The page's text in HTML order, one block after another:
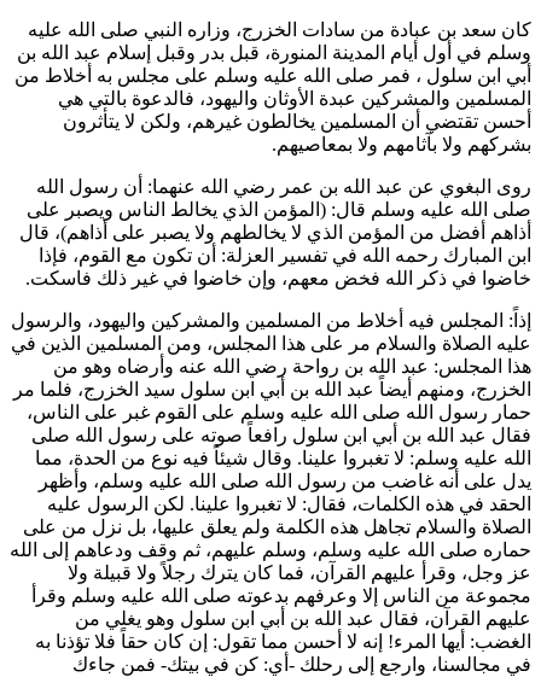
كان سعد بن عبادة من سادات الخزرج، وزاره النبي صلى الله عليه
وسلم في أول أيام المدينة المنورة، قبل بدر وقبل إسلام عبد الله بن
أبي ابن سلول ، فمر صلى الله عليه وسلم على مجلس به أخلاط من
المسلمين والمشركين عبدة الأوثان واليهود، فالدعوة بالتي هي
أحسن تقتضي أن المسلمين يخالطون غيرهم، ولكن لا يتأثرون
بشركهم ولا بآثامهم ولا بمعاصيهم.
روى البغوي عن عبد الله بن عمر رضي الله عنهما: أن رسول الله
صلى الله عليه وسلم قال: ( المؤمن الذي يخالط الناس ويصبر على
أذاهم أفضل من المؤمن الذي لا يخالطهم ولا يصبر على أذاهم)، قال
ابن المبارك رحمه الله في تفسير العزلة: أن تكون مع القوم، فإذا
خاضوا في ذكر الله فخض معهم، وإن خاضوا في غير ذلك فاسكت.
إذاً: المجلس فيه أخلاط من المسلمين والمشركين واليهود، والرسول
عليه الصلاة والسلام مر على هذا المجلس، ومن المسلمين الذين في
هذا المجلس: عبد الله بن رواحة رضي الله عنه وأرضاه وهو من
الخزرج، ومنهم أيضاً عبد الله بن أبي ابن سلول سيد الخزرج، فلما مر
حمار رسول الله صلى الله عليه وسلم على القوم غبر على الناس،
فقال عبد الله بن أبي ابن سلول رافعاً صوته على رسول الله صلى
الله عليه وسلم: لا تغبروا علينا. وقال شيئاً فيه نوع من الحدة، مما
يدل على أنه غاضب من رسول الله صلى الله عليه وسلم، وأظهر
الحقد في هذه الكلمات، فقال: لا تغبروا علينا. لكن الرسول عليه
الصلاة والسلام تجاهل هذه الكلمة ولم يعلق عليها، بل نزل من على
حماره صلى الله عليه وسلم، وسلم عليهم، ثم وقف ودعاهم إلى الله
عز وجل، وقرأ عليهم القرآن، فما كان يترك رجلاً ولا قبيلة ولا
مجموعة من الناس إلا وعرفهم بدعوته صلى الله عليه وسلم وقرأ
عليهم القرآن، فقال عبد الله بن أبي ابن سلول وهو يغلي من
الغضب: أيها المرء! إنه لا أحسن مما تقول: إن كان حقاً فلا تؤذنا به
في مجالسنا، وارجع إلى رحلك -أي: كن في بيتك- فمن جاءك